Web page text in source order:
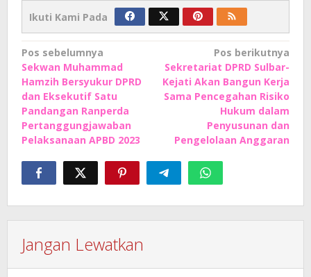
Ikuti Kami Pada
Navigasi
pos
Pos sebelumnya
Sekwan Muhammad
Hamzih Bersyukur DPRD
dan Eksekutif Satu
Pandangan Ranperda
Pertanggungjawaban
Pelaksanaan APBD 2023
Pos berikutnya
Sekretariat DPRD Sulbar-
Kejati Akan Bangun Kerja
Sama Pencegahan Risiko
Hukum dalam
Penyusunan dan
Pengelolaan Anggaran
Jangan Lewatkan